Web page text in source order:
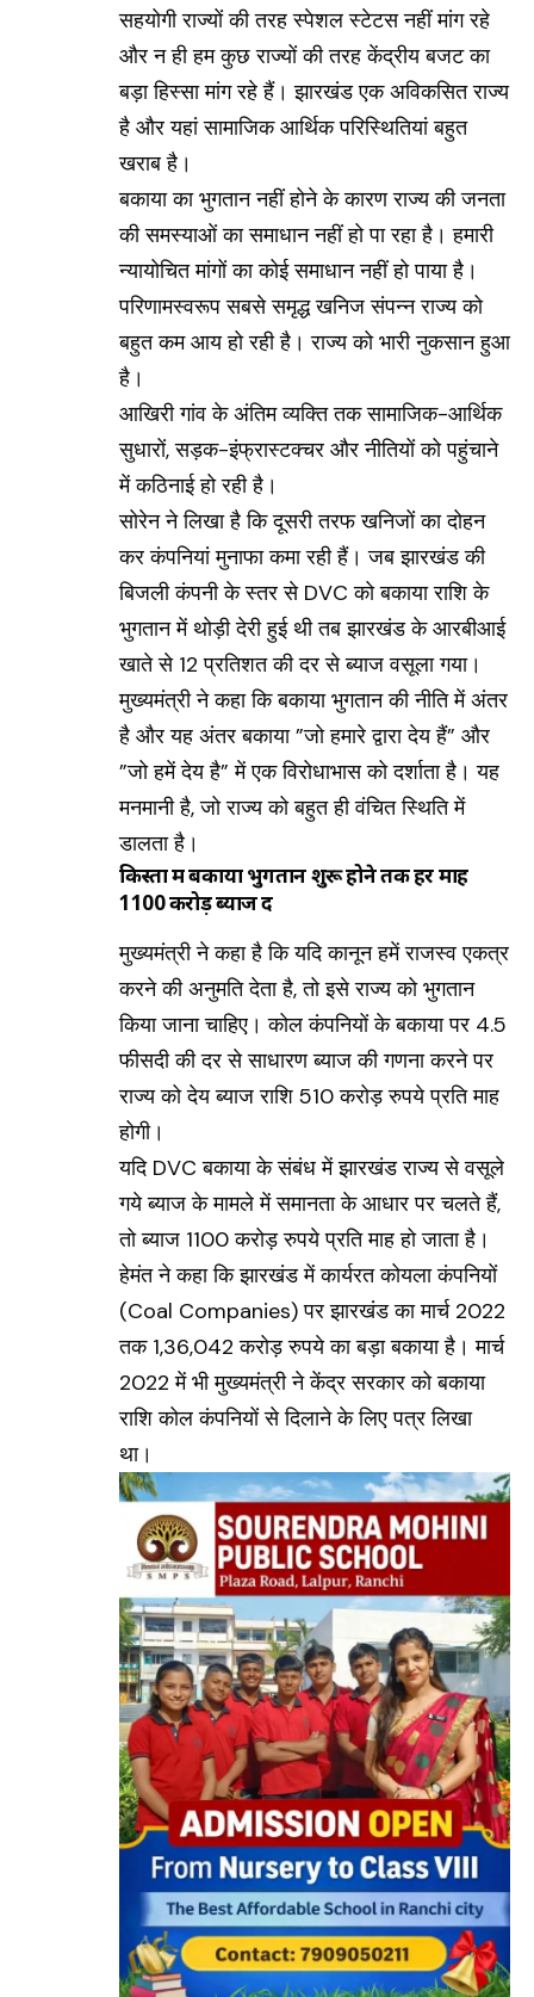
सहयोगी राज्यों की तरह स्पेशल स्टेटस नहीं मांग रहे
और न ही हम कुछ राज्यों की तरह केंद्रीय बजट का
बड़ा हिस्सा मांग रहे हैं। झारखंड एक अविकसित राज्य
है और यहां सामाजिक आर्थिक परिस्थितियां बहुत
खराब है।
बकाया का भुगतान नहीं होने के कारण राज्य की जनता
की समस्याओं का समाधान नहीं हो पा रहा है। हमारी
न्यायोचित मांगों का कोई समाधान नहीं हो पाया है।
परिणामस्वरूप सबसे समृद्ध खनिज संपन्न राज्य को
बहुत कम आय हो रही है। राज्य को भारी नुकसान हुआ
है।
आखिरी गांव के अंतिम व्यक्ति तक सामाजिक-आर्थिक
सुधारों, सड़क-इंफ्रास्टक्चर और नीतियों को पहुंचाने
में कठिनाई हो रही है।
सोरेन ने लिखा है कि दूसरी तरफ खनिजों का दोहन
कर कंपनियां मुनाफा कमा रही हैं। जब झारखंड की
बिजली कंपनी के स्तर से DVC को बकाया राशि के
भुगतान में थोड़ी देरी हुई थी तब झारखंड के आरबीआई
खाते से 12 प्रतिशत की दर से ब्याज वसूला गया।
मुख्यमंत्री ने कहा कि बकाया भुगतान की नीति में अंतर
है और यह अंतर बकाया ”जो हमारे द्वारा देय हैं” और
”जो हमें देय है” में एक विरोधाभास को दर्शाता है। यह
मनमानी है, जो राज्य को बहुत ही वंचित स्थिति में
डालता है।
किस्तों में बकाया भुगतान शुरू होने तक हर माह
1100 करोड़ ब्याज दें
मुख्यमंत्री ने कहा है कि यदि कानून हमें राजस्व एकत्र
करने की अनुमति देता है, तो इसे राज्य को भुगतान
किया जाना चाहिए। कोल कंपनियों के बकाया पर 4.5
फीसदी की दर से साधारण ब्याज की गणना करने पर
राज्य को देय ब्याज राशि 510 करोड़ रुपये प्रति माह
होगी।
यदि DVC बकाया के संबंध में झारखंड राज्य से वसूले
गये ब्याज के मामले में समानता के आधार पर चलते हैं,
तो ब्याज 1100 करोड़ रुपये प्रति माह हो जाता है।
हेमंत ने कहा कि झारखंड में कार्यरत कोयला कंपनियों
(Coal Companies) पर झारखंड का मार्च 2022
तक 1,36,042 करोड़ रुपये का बड़ा बकाया है। मार्च
2022 में भी मुख्यमंत्री ने केंद्र सरकार को बकाया
राशि कोल कंपनियों से दिलाने के लिए पत्र लिखा
था।